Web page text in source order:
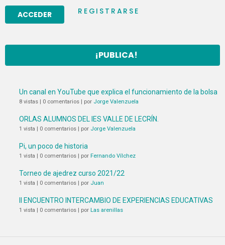
REGISTRARSE
¡PUBLICA!
Un canal en YouTube que explica el funcionamiento de la bolsa
8 vistas | 0 comentarios | por Jorge Valenzuela
ORLAS ALUMNOS DEL IES VALLE DE LECRÍN.
1 vista | 0 comentarios | por Jorge Valenzuela
Pi, un poco de historia
1 vista | 0 comentarios | por Fernando Vílchez
Torneo de ajedrez curso 2021/22
1 vista | 0 comentarios | por Juan
II ENCUENTRO INTERCAMBIO DE EXPERIENCIAS EDUCATIVAS
1 vista | 0 comentarios | por Las arenillas